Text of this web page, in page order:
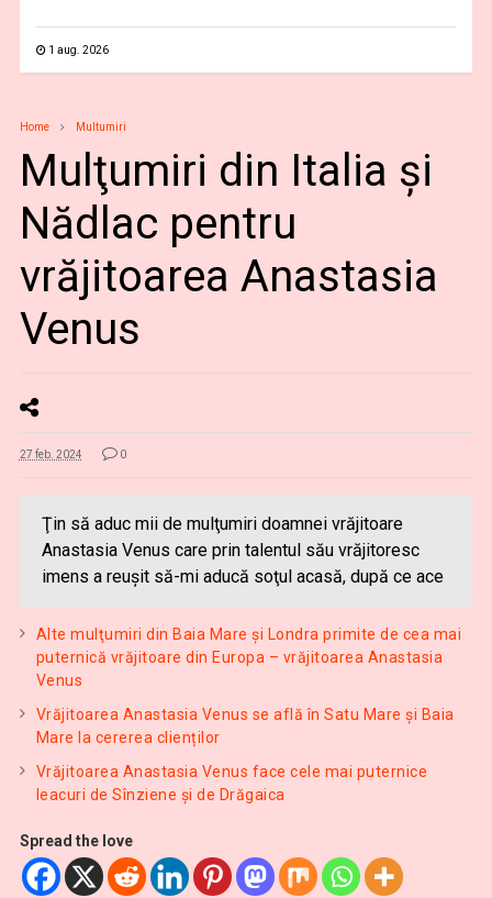
1 aug. 2026
Home Multumiri
Mulţumiri din Italia și
Nădlac pentru
vrăjitoarea Anastasia
Venus
27 feb. 2024 0
Ţin să aduc mii de mulţumiri doamnei vrăjitoare
Anastasia Venus care prin talentul său vrăjitoresc
imens a reuşit să-mi aducă soţul acasă, după ce ace
Alte mulţumiri din Baia Mare și Londra primite de cea mai
puternică vrăjitoare din Europa – vrăjitoarea Anastasia
Venus
Vrăjitoarea Anastasia Venus se află în Satu Mare și Baia
Mare la cererea clienților
Vrăjitoarea Anastasia Venus face cele mai puternice
leacuri de Sînziene și de Drăgaica
Spread the love